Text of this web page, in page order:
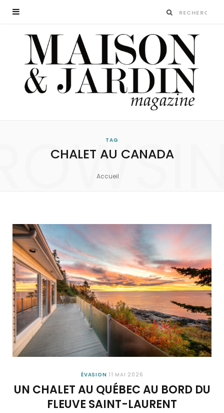
TAG
CHALET AU CANADA
Accueil
ÉVASION 11 MAI 2026
UN CHALET AU QUÉBEC AU BORD DU
FLEUVE SAINT-LAURENT